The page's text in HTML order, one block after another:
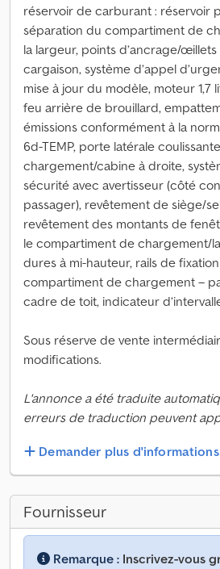
réservoir de carburant : réservoir
séparation du compartiment de
la largeur, points d’ancrage/
cargaison, système d’appel
mise à jour du modèle, moteur 1,7
feu arrière de brouillard,
émissions conformément à la
6d-TEMP, porte latérale
chargement/cabine à droite,
sécurité avec avertisseur (côté
passager), revêtement de siège/
revêtement des montants de
le compartiment de chargement/
dures à mi-hauteur, rails de
compartiment de chargement –
cadre de toit, indicateur
Sous réserve de vente
modifications.
L'annonce a été traduite
erreurs de traduction peuvent
Demander plus d'informations
Fournisseur
Remarque : Inscrivez-vous